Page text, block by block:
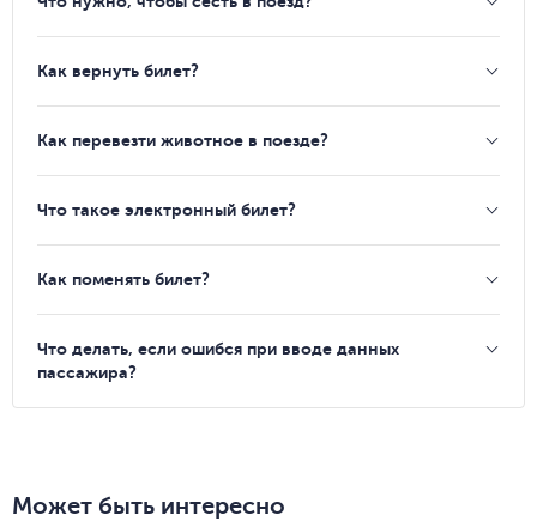
Как вернуть билет?
Как перевезти животное в поезде?
Что такое электронный билет?
Как поменять билет?
Что делать, если ошибся при вводе данных
пассажира?
Может быть интересно